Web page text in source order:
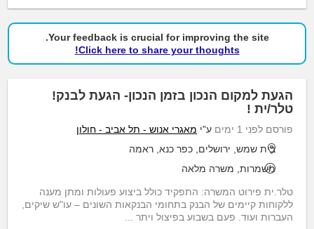
Your feedback is crucial for improving the site.
Click here to share your thoughts!
הגעת למקום הנכון בזמן הנכון- הגעת לבנק!
טלר/ית !
פורסם לפני 1 ימים ע"י מאגרי אנוש - תל אביב - חולון
בית שמש, ירושלים, כפר כנא, ראמה
משמרות, משרה מלאה
טלר.ית פירוט המשרה: התפקיד כולל ביצוע פעולות ומתן מענה
ללקוחות קיימים של הבנק בתחומי הבנקאות השונים – עו"ש שיקים,
העברות ועוד. פעם בשבוע בפיצול ויתר ...